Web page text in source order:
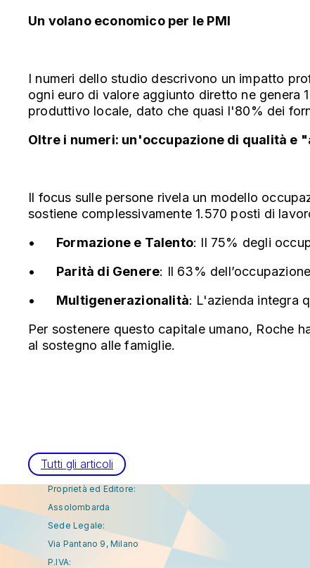
Un volano economico per le PMI
I numeri dello studio descrivono un impatto
ogni euro di valore aggiunto diretto ne genera
produttivo locale, dato che quasi l'80% dei
Oltre i numeri: un'occupazione di qualità e
Il focus sulle persone rivela un modello
sostiene complessivamente 1.570 posti di
•
Formazione e Talento: Il 75% degli
•
Parità di Genere: Il 63%
•
Multigenerazionalità: L'azienda integra
Per sostenere questo capitale umano, Roche
al sostegno alle famiglie.
Tutti gli articoli
Proprietà ed Editore:
Assolombarda
Sede Legale:
Via Pantano 9, Milano
P.IVA: